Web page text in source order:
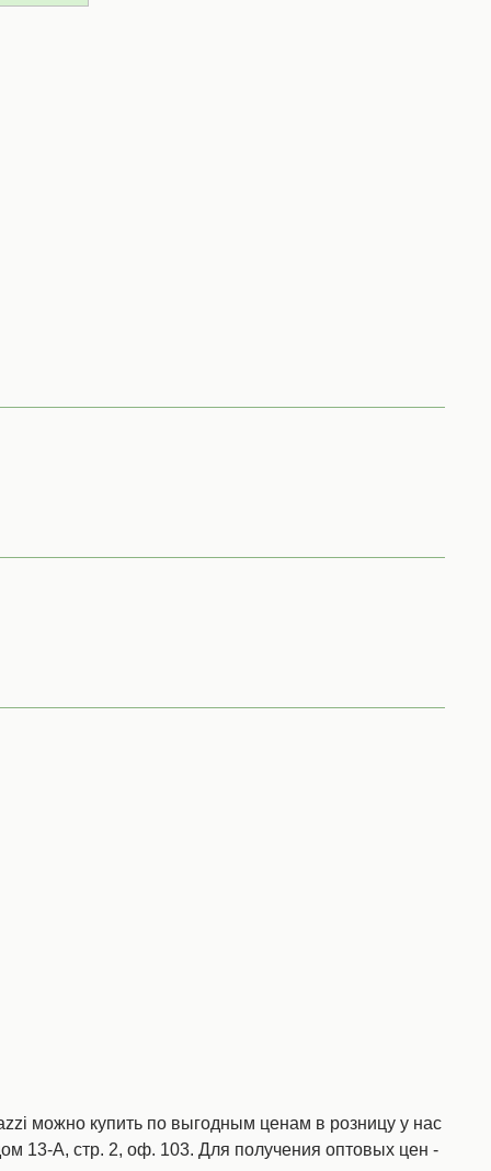
можно купить по выгодным ценам в розницу у нас
13-А, стр. 2, оф. 103. Для получения оптовых цен -